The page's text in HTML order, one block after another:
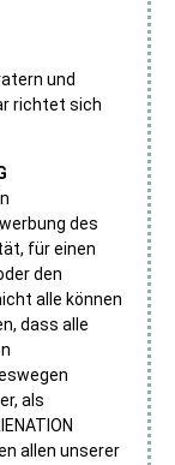
und
richtet sich
des
für einen
den
alle können
dass alle
als
allen unserer